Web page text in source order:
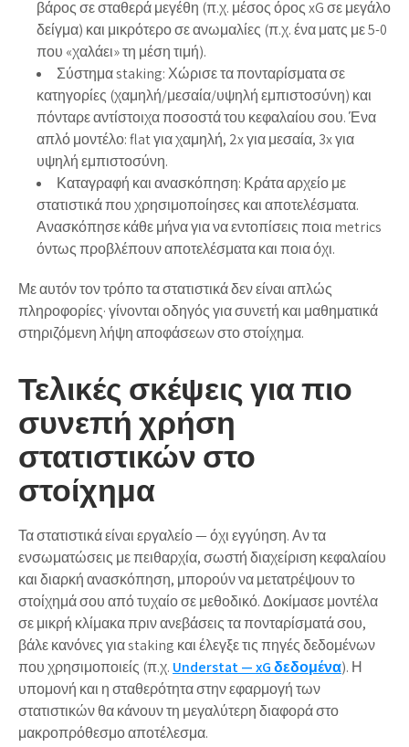
βάρος σε σταθερά μεγέθη (π.χ. μέσος όρος xG σε μεγάλο
δείγμα) και μικρότερο σε ανωμαλίες (π.χ. ένα ματς με 5-0
που «χαλάει» τη μέση τιμή).
Σύστημα staking:Χώρισε τα πονταρίσματα σε
κατηγορίες (χαμηλή/μεσαία/υψηλή εμπιστοσύνη) και
πόνταρε αντίστοιχα ποσοστά του κεφαλαίου σου. Ένα
απλό μοντέλο: flat για χαμηλή, 2x για μεσαία, 3x για
υψηλή εμπιστοσύνη.
Καταγραφή και ανασκόπηση: Κράτα αρχείο με
στατιστικά που χρησιμοποίησες και αποτελέσματα.
Ανασκόπησε κάθε μήνα για να εντοπίσεις ποια metrics
όντως προβλέπουν αποτελέσματα και ποια όχι.
Με αυτόν τον τρόπο τα στατιστικά δεν είναι απλώς
πληροφορίες· γίνονται οδηγός για συνετή και μαθηματικά
στηριζόμενη λήψη αποφάσεων στο στοίχημα.
Τελικές σκέψεις για πιο
συνεπή χρήση
στατιστικών στο
στοίχημα
Τα στατιστικά είναι εργαλείο — όχι εγγύηση. Αν τα
ενσωματώσεις με πειθαρχία, σωστή διαχείριση κεφαλαίου
και διαρκή ανασκόπηση, μπορούν να μετατρέψουν το
στοίχημά σου από τυχαίο σε μεθοδικό. Δοκίμασε μοντέλα
σε μικρή κλίμακα πριν ανεβάσεις τα πονταρίσματά σου,
βάλε κανόνες για staking και έλεγξε τις πηγές δεδομένων
που χρησιμοποιείς (π.χ. Understat — xG δεδομένα). Η
υπομονή και η σταθερότητα στην εφαρμογή των
στατιστικών θα κάνουν τη μεγαλύτερη διαφορά στο
μακροπρόθεσμο αποτέλεσμα.